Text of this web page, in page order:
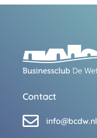
Contact
 info@bcdw.nl